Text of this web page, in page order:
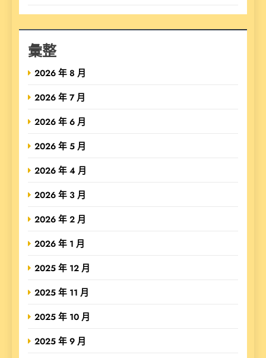
彙整
2026 年 8 月
2026 年 7 月
2026 年 6 月
2026 年 5 月
2026 年 4 月
2026 年 3 月
2026 年 2 月
2026 年 1 月
2025 年 12 月
2025 年 11 月
2025 年 10 月
2025 年 9 月